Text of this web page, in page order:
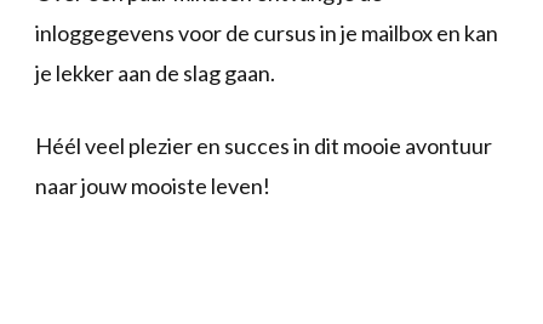
inloggegevens voor de cursus in je mailbox en kan
je lekker aan de slag gaan.
Héél veel plezier en succes in dit mooie avontuur
naar jouw mooiste leven!